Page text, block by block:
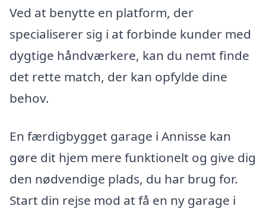
Ved at benytte en platform, der
specialiserer sig i at forbinde kunder med
dygtige håndværkere, kan du nemt finde
det rette match, der kan opfylde dine
behov.
En færdigbygget garage i Annisse kan
gøre dit hjem mere funktionelt og give dig
den nødvendige plads, du har brug for.
Start din rejse mod at få en ny garage i